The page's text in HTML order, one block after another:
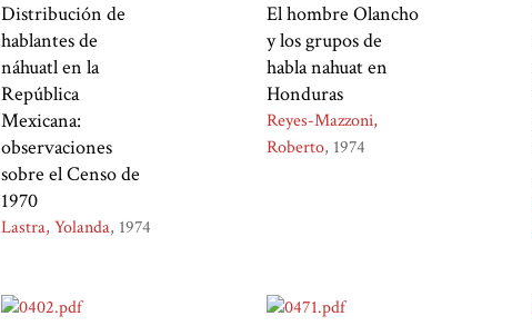
Distribución de
hablantes de
náhuatl en la
República
Mexicana:
observaciones
sobre el Censo de
1970
Lastra, Yolanda 1974
El hombre Olancho
y los grupos de
habla nahuat en
Honduras
Reyes-Mazzoni,
Roberto 1974